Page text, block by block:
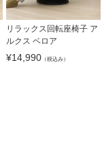
リラックス回転座椅子 ア
ルクス ベロア
¥14,990（税込み）